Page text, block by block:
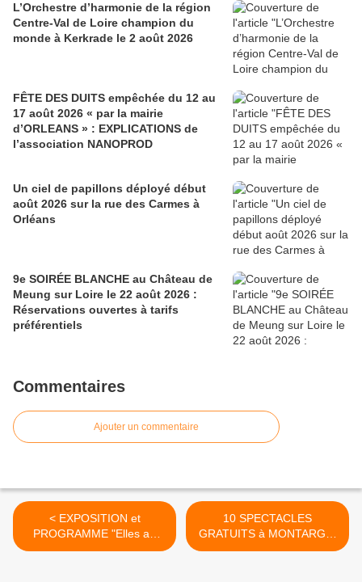
L’Orchestre d’harmonie de la région
Centre-Val de Loire champion du
monde à Kerkrade le 2 août 2026
FÊTE DES DUITS empêchée du 12 au
17 août 2026 « par la mairie
d’ORLEANS » : EXPLICATIONS de
l’association NANOPROD
Un ciel de papillons déployé début
août 2026 sur la rue des Carmes à
Orléans
9e SOIRÉE BLANCHE au Château de
Meung sur Loire le 22 août 2026 :
Réservations ouvertes à tarifs
préférentiels
Commentaires
Ajouter un commentaire
< EXPOSITION et
PROGRAMME "Elles au
Centre" MEUNG SUR
10 SPECTACLES
GRATUITS à MONTARGIS
8 et 9 mars 2016 dans le